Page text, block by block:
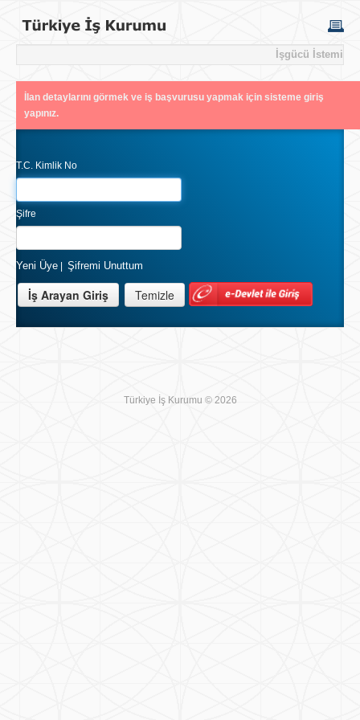
İşgücü İstemi
İlan detaylarını görmek ve iş başvurusu yapmak için sisteme giriş
yapınız.
T.C. Kimlik No
Şifre
Yeni Üye Şifremi Unuttum
Türkiye İş Kurumu © 2026